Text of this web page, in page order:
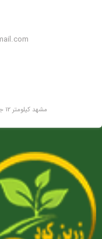
مشهد کیلومتر 12 جاده فریمان مجتمع شهید خبیری پلاک B7